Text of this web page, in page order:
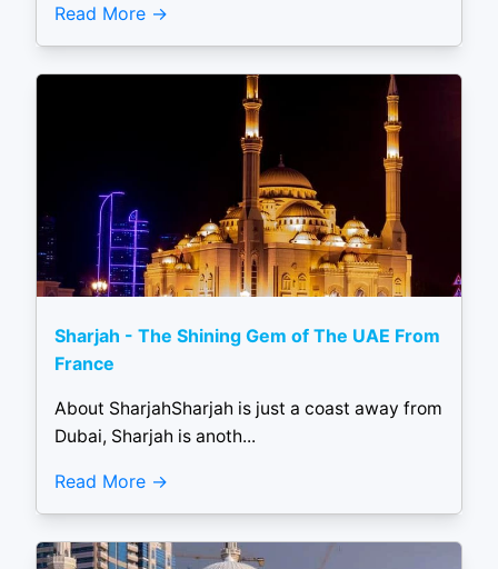
Read More
Sharjah - The Shining Gem of The UAE From
France
About SharjahSharjah is just a coast away from
Dubai, Sharjah is anoth...
Read More